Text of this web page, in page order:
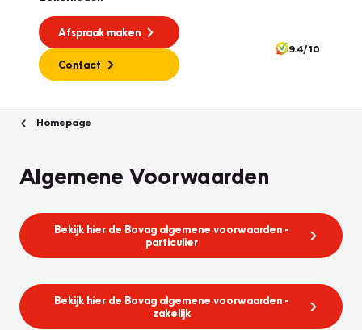
Afspraak maken
Contact
9.4/10
Homepage
Algemene Voorwaarden
Bekijk hier de Bovag algemene voorwaarden -
particulier
Bekijk hier de Bovag algemene voorwaarden -
zakelijk